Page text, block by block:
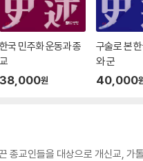
한국 민주화 운동과 종
교
38,000원
구술로 본
와 군
40,000
종교인들을 대상으로 개신교, 가